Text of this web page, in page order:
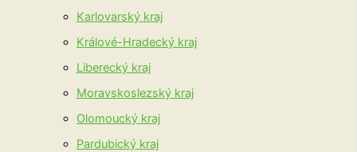
Karlovarský kraj
Králové-Hradecký kraj
Liberecký kraj
Moravskoslezský kraj
Olomoucký kraj
Pardubický kraj